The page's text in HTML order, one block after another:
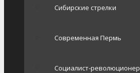
Сибирские стрелки
Современная Пермь
Социалист-революционер